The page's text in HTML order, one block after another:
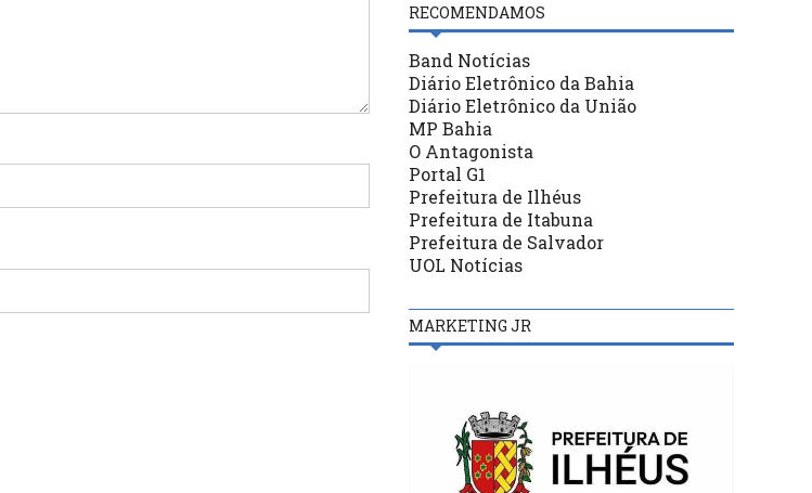
RECOMENDAMOS
Band Notícias
Diário Eletrônico da Bahia
Diário Eletrônico da União
MP Bahia
O Antagonista
Portal G1
Prefeitura de Ilhéus
Prefeitura de Itabuna
Prefeitura de Salvador
UOL Notícias
MARKETING JR